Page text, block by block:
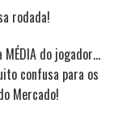
rodada!
MÉDIA do jogador…
confusa para os
Mercado!